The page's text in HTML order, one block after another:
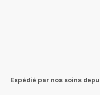
Expédié par nos soins